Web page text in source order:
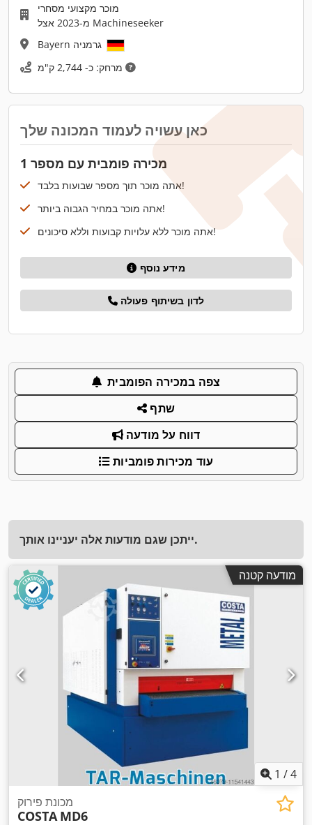
מוכר מקצועי מסחרי
מ-2023 אצל Machineseeker
כאן עשויה לעמוד המכונה שלך
מכירה פומבית עם מספר 1
אתה מוכר תוך מספר שבועות בלבד!
אתה מוכר במחיר הגבוה ביותר!
אתה מוכר ללא עלויות קבועות וללא סיכונים!
מידע נוסף
לדון בשיתוף פעולה
צפה במכירה הפומבית
שתף
דווח על מודעה
עוד מכירות פומביות
ייתכן שגם מודעות אלה יעניינו אותך.
מודעה קטנה
1 /4
מכונת פירוק
COSTA MD6